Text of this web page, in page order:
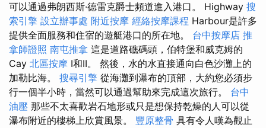
可以通過弗朗西斯·德雷克爵士頻道進入港口。 Highway 搜
索引擎 設立辦事處 附近按摩 經絡按摩課程 Harbour是許多
提供全面服務和住宿的遊艇港口的所在地。 台中按摩店 推
拿師證照 南屯推拿 這是道路礁碼頭，伯特堡和威克姆的
Cay 北區按摩 I和II。 然後，水的水直接通向白色沙灘上的
加勒比海。 搜尋引擎 從海灘到瀑布的頂部，大約您必須步
行一個半小時，當然可以通過幫助來完成這次旅行。 台中
油壓 那些不太喜歡岩石地形或只是想保持乾燥的人可以從
瀑布附近的樓梯上欣賞風景。 豐原整骨 具有令人嘆為觀止